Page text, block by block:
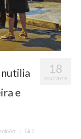
18
AGO 2019
e
| 1